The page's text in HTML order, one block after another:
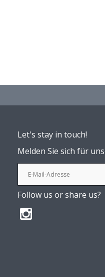
Let's stay in touch!
Melden Sie sich für
Follow us or share us?